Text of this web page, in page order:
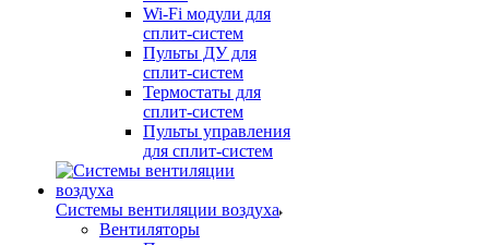
Wi-Fi модули для
сплит-систем
Пульты ДУ для
сплит-систем
Термостаты для
сплит-систем
Пульты управления
для сплит-систем
Системы вентиляции воздуха
Вентиляторы